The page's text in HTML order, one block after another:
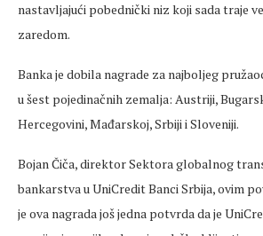
nastavljajući pobednički niz koji sada traje
zaredom.
Banka je dobila nagrade za najboljeg
u šest pojedinačnih zemalja: Austriji,
Hercegovini, Mađarskoj, Srbiji i Sloveniji.
Bojan Čiča, direktor Sektora globalnog
bankarstva u UniCredit Banci Srbija, ovim
je ova nagrada još jedna potvrda da je